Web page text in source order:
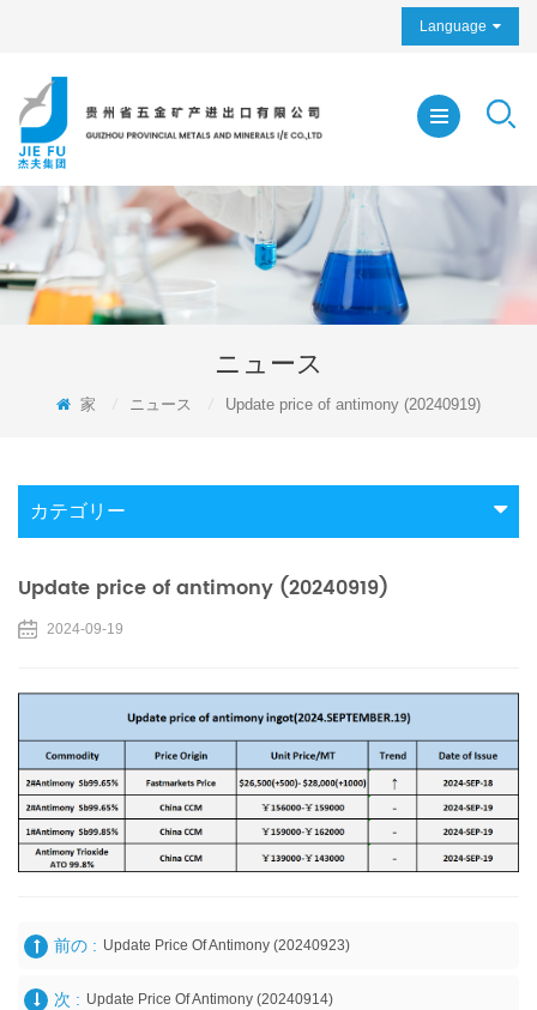
Language
ニュース
家 ニュース Update price of antimony (20240919)
カテゴリー
Update price of antimony (20240919)
2024-09-19
前の : Update Price Of Antimony (20240923)
次 : Update Price Of Antimony (20240914)